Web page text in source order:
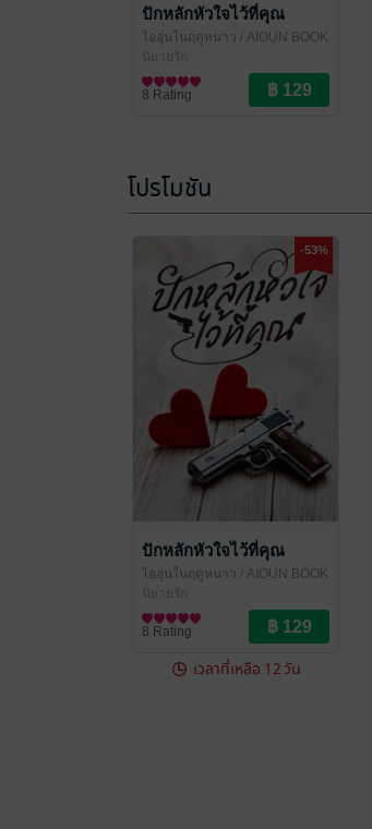
ปักหลักหัวใจไว้ที่คุณ
ไออุ่นในฤดูหนาว / AIOUN BOOK
นิยายรัก
8 Rating
โปรโมชัน
-53%
ปักหลักหัวใจไว้ที่คุณ
ไออุ่นในฤดูหนาว / AIOUN BOOK
นิยายรัก
8 Rating
เวลาที่เหลือ 12 วัน